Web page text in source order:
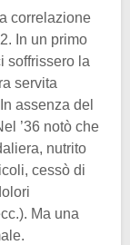
correlazione
In un primo
soffrissero la
servita
assenza del
’36 notò che
nutrito
cessò di
Ma una